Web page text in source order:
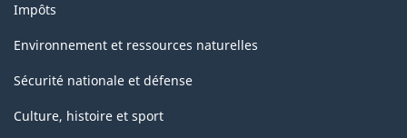
Impôts
Environnement et ressources naturelles
Sécurité nationale et défense
Culture, histoire et sport